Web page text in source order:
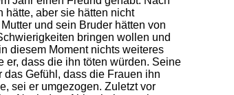
hätte, aber sie hätten nicht
und sein Bruder hätten von
bringen wollen und
diesem Moment nichts weiteres
er, dass die ihn töten würden. Seine
Gefühl, dass die Frauen ihn
sei er umgezogen. Zuletzt vor